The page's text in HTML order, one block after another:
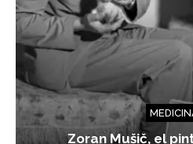
Zoran Mušič, el